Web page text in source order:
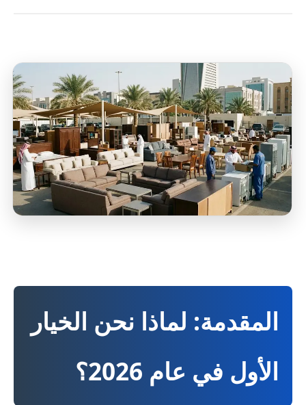
المقدمة: لماذا نحن الخيار
الأول في عام 2026؟